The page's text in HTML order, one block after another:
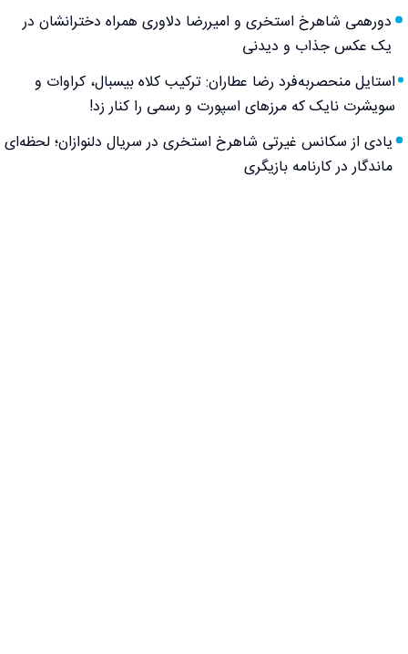
دورهمی شاهرخ استخری و امیررضا دلاوری همراه دخترانشان در
یک عکس جذاب و دیدنی
استایل منحصربه‌فرد رضا عطاران: ترکیب کلاه بیسبال، کراوات و
سویشرت نایک که مرزهای اسپورت و رسمی را کنار زد!
یادی از سکانس غیرتی شاهرخ استخری در سریال دلنوازان؛ لحظه‌ای
ماندگار در کارنامه بازیگری